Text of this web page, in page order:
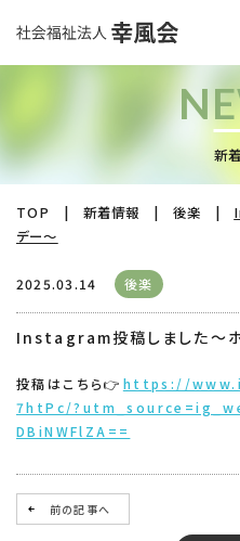
新
TOP | 新着情報 | 後楽 |
デー～
2025.03.14 後楽
Instagram投稿しました～
投稿はこちら👉 https://
7htPc/
DBiNWFlZA==
前の記事へ